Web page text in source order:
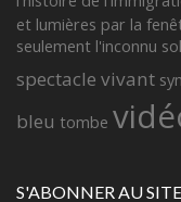
et lumières par la
seulement l'inconnu
spectacle vivant
bleu tombe
S'ABONNER AU SITE